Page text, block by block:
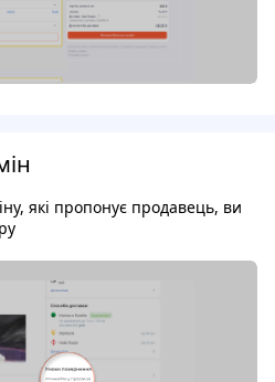
які пропонує продавець, ви